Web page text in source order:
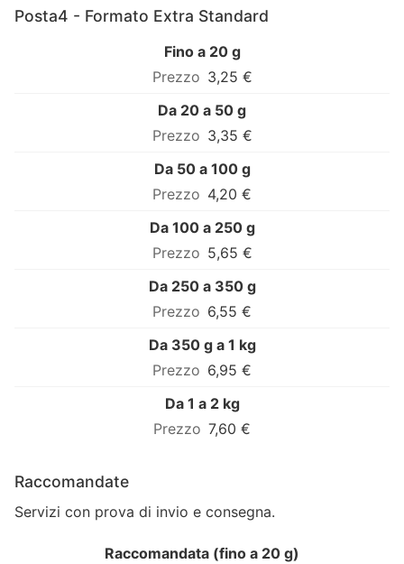
Posta4 - Formato Extra Standard
Fino a 20 g
3,25 €
Da 20 a 50 g
3,35 €
Da 50 a 100 g
4,20 €
Da 100 a 250 g
5,65 €
Da 250 a 350 g
6,55 €
Da 350 g a 1 kg
6,95 €
Da 1 a 2 kg
7,60 €
Raccomandate
Servizi con prova di invio e consegna.
Raccomandata (fino a 20 g)